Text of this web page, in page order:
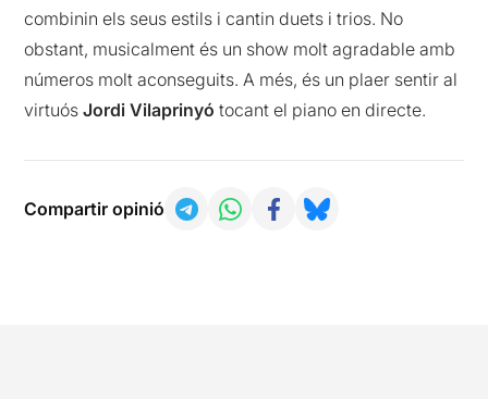
combinin els seus estils i cantin duets i trios. No
obstant, musicalment és un show molt agradable amb
números molt aconseguits. A més, és un plaer sentir al
virtuósJordi Vilaprinyó tocant el piano en directe.
Compartir opinió